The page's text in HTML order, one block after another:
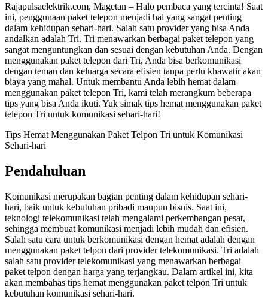
Rajapulsaelektrik.com, Magetan – Halo pembaca yang tercinta! Saat
ini, penggunaan paket telepon menjadi hal yang sangat penting
dalam kehidupan sehari-hari. Salah satu provider yang bisa Anda
andalkan adalah Tri. Tri menawarkan berbagai paket telepon yang
sangat menguntungkan dan sesuai dengan kebutuhan Anda. Dengan
menggunakan paket telepon dari Tri, Anda bisa berkomunikasi
dengan teman dan keluarga secara efisien tanpa perlu khawatir akan
biaya yang mahal. Untuk membantu Anda lebih hemat dalam
menggunakan paket telepon Tri, kami telah merangkum beberapa
tips yang bisa Anda ikuti. Yuk simak tips hemat menggunakan paket
telepon Tri untuk komunikasi sehari-hari!
Tips Hemat Menggunakan Paket Telpon Tri untuk Komunikasi
Sehari-hari
Pendahuluan
Komunikasi merupakan bagian penting dalam kehidupan sehari-
hari, baik untuk kebutuhan pribadi maupun bisnis. Saat ini,
teknologi telekomunikasi telah mengalami perkembangan pesat,
sehingga membuat komunikasi menjadi lebih mudah dan efisien.
Salah satu cara untuk berkomunikasi dengan hemat adalah dengan
menggunakan paket telpon dari provider telekomunikasi. Tri adalah
salah satu provider telekomunikasi yang menawarkan berbagai
paket telpon dengan harga yang terjangkau. Dalam artikel ini, kita
akan membahas tips hemat menggunakan paket telpon Tri untuk
kebutuhan komunikasi sehari-hari.